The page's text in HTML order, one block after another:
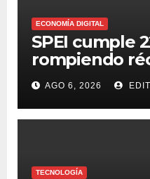
ECONOMÍA DIGITAL
SPEI cumple
rompiendo
transferencias
AGO 6, 2026
TECNOLOGÍA